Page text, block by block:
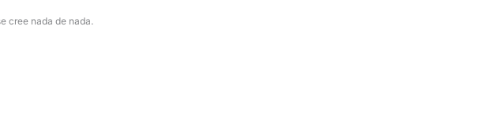
cree nada de nada.